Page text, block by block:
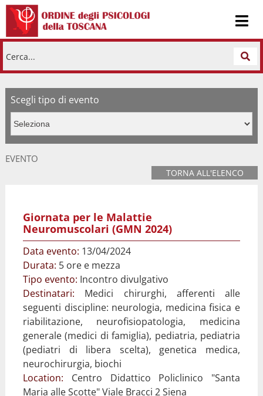
Cerca...
Scegli tipo di evento
EVENTO
TORNA ALL'ELENCO
Giornata per le Malattie
Neuromuscolari (GMN 2024)
Data evento: 13/04/2024
Durata: 5 ore e mezza
Tipo evento: Incontro divulgativo
Destinatari: Medici chirurghi, afferenti alle
seguenti discipline: neurologia, medicina fisica e
riabilitazione, neurofisiopatologia, medicina
generale (medici di famiglia), pediatria, pediatria
(pediatri di libera scelta), genetica medica,
neurochirurgia, biochi
Location: Centro Didattico Policlinico "Santa
Maria alle Scotte" Viale Bracci 2 Siena